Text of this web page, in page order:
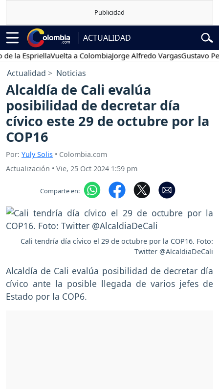
ACTUALIDAD
EspriellaVuelta a ColombiaJorge Alfredo VargasGustavo Petro
Actualidad Noticias
Alcaldía de Cali evalúa
posibilidad de decretar día
cívico este 29 de octubre por la
COP16
Por: Yuly Solis • Colombia.com
Actualización • Vie, 25 Oct 2024 1:59 pm
Comparte en:
Cali tendría día cívico el 29 de octubre por la COP16. Foto:
Twitter @AlcaldiaDeCali
Alcaldía de Cali evalúa posibilidad de decretar día
cívico ante la posible llegada de varios jefes de
Estado por la COP6.